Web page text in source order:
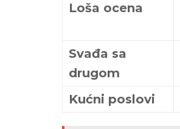
Loša ocena
Svađa sa
drugom
Kućni poslovi